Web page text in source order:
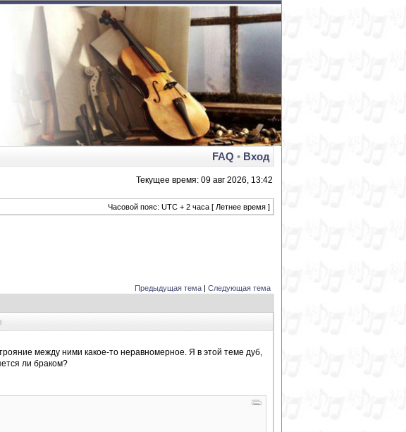
FAQ • Вход
Текущее время: 09 авг 2026, 13:42
Часовой пояс: UTC + 2 часа [ Летнее время ]
Предыдущая тема | Следующая тема
между ними какое-то неравномерное. Я в этой теме дуб,
ли браком?